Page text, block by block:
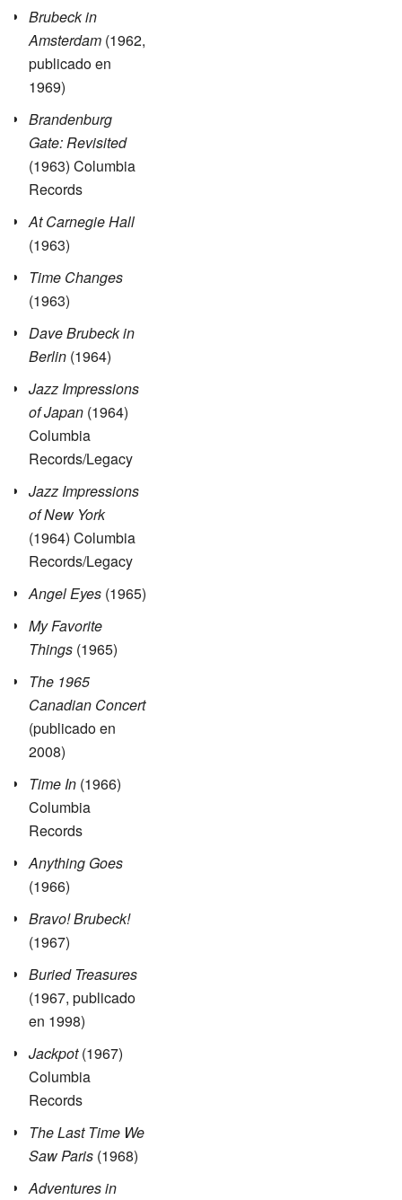
Brubeck in
Amsterdam (1962,
publicado en
1969)
Brandenburg
Gate: Revisited
(1963) Columbia
Records
At Carnegie Hall
(1963)
Time Changes
(1963)
Dave Brubeck in
Berlin (1964)
Jazz Impressions
of Japan (1964)
Columbia
Records/Legacy
Jazz Impressions
of New York
(1964) Columbia
Records/Legacy
Angel Eyes (1965)
My Favorite
Things (1965)
The 1965
Canadian Concert
(publicado en
2008)
Time In (1966)
Columbia
Records
Anything Goes
(1966)
Bravo! Brubeck!
(1967)
Buried Treasures
(1967, publicado
en 1998)
Jackpot(1967)
Columbia
Records
The Last Time We
Saw Paris (1968)
Adventures in